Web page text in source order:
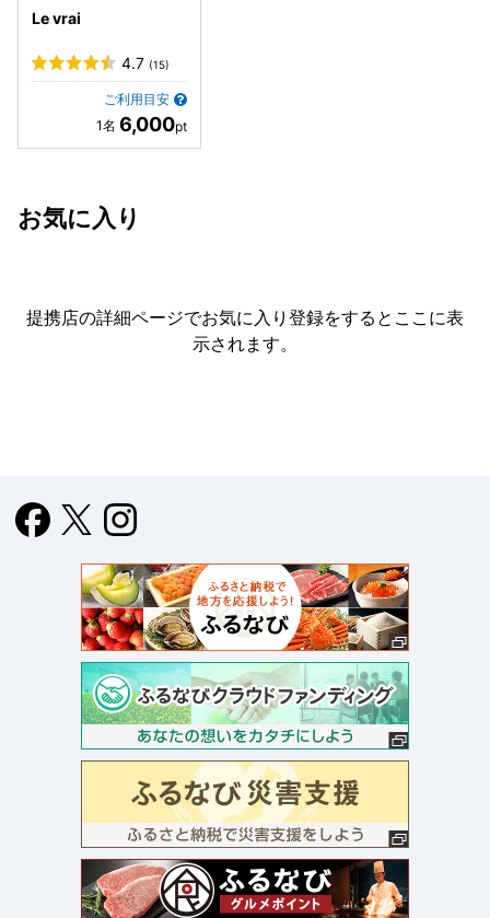
Le vrai
4.7 (15)
ご利用目安
6,000
お気に入り
提携店の詳細ページでお気に入り登録をすると ここに表
示されます。